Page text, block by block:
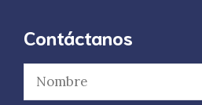
Contáctanos